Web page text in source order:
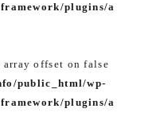
plugins/a
offset on false
public_html/wp-
plugins/a